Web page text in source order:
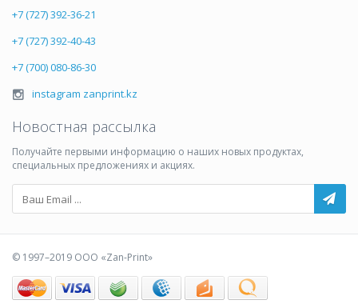
+7 (727) 392-36-21
+7 (727) 392-40-43
+7 (700) 080-86-30
instagram zanprint.kz
Новостная рассылка
Получайте первыми информацию о наших новых продуктах,
специальных предложениях и акциях.
© 1997–2019 ООО «Zan-Print»